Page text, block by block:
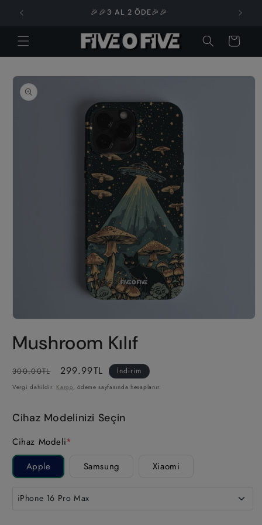
İçeriğe
atla
🎉🎉3 AL 2 ÖDE🎉🎉
Sepet
Ürün
bilgisine
atla
modda
oynatın
Mushroom Kılıf
Normal
fiyat
300.00TL
İndirimli
fiyat
299.99TL İndirim
Vergi dahildir. Kargo, ödeme sayfasında hesaplanır.
Cihaz Modelinizi Seçin
Cihaz Modeli*
Apple
Samsung Xiaomi
iPhone 16 Pro Max